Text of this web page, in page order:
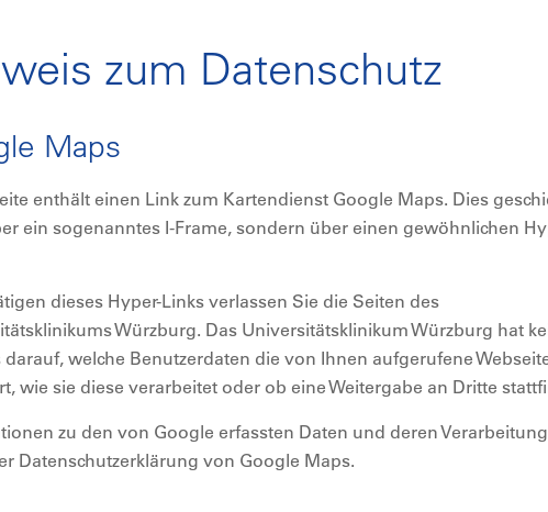
zum Datenschutz
Maps
enthält einen Link zum Kartendienst Google Maps. Dies
ein sogenanntes I-Frame, sondern über einen gewöhnlichen
dieses Hyper-Links verlassen Sie die Seiten des
Würzburg. Das Universitätsklinikum Würzburg hat
darauf, welche Benutzerdaten die von Ihnen aufgerufene
wie sie diese verarbeitet oder ob eine Weitergabe an Dritte
zu den von Google erfassten Daten und deren
Datenschutzerklärung von Google Maps.